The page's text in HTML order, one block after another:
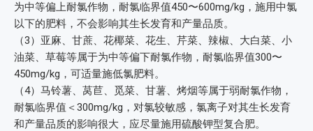
为中等偏上耐氯作物，耐氯临界值450〜600mg/kg，施用中氯
以下的肥料，不会影响其生长发育和产量品质。
（3）亚麻、甘蔗、花椰菜、花生、芹菜、辣椒、大白菜、小
油菜、草莓等属于为中等偏下耐氯作物，耐氯临界值300〜
450mg/kg，可适量施低氯肥料。
（4）马铃薯、莴苣、觅菜、甘薯、烤烟等属于弱耐氯作物，
耐氯临界值＜300mg/kg，对氯较敏感，氯离子对其生长发育
和产量品质的影响很大，应尽量施用硫酸钾型复合肥。